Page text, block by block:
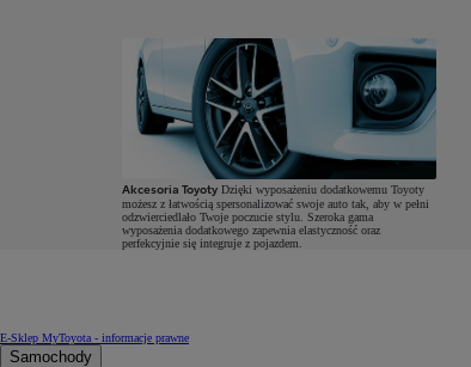
Akcesoria Toyoty Dzięki wyposażeniu dodatkowemu Toyoty
możesz z łatwością spersonalizować swoje auto tak, aby w pełni
odzwierciedlało Twoje poczucie stylu. Szeroka gama
wyposażenia dodatkowego zapewnia elastyczność oraz
perfekcyjnie się integruje z pojazdem.
E-Sklep MyToyota - informacje prawne
Samochody